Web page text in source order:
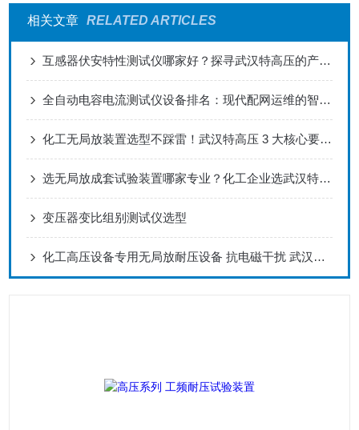
相关文章 RELATED ARTICLES
互感器伏安特性测试仪哪家好？探寻武汉特高压的产品解决之道
全自动电容电流测试仪设备排名：现代配网运维的智能化工具解析
化工无局放装置选型不踩雷！武汉特高压 3 大核心要点 + 真实用户反馈
选无局放成套试验装置哪家专业？化工企业选武汉特高压
变压器变比组别测试仪选型
化工高压设备专用无局放耐压设备 抗电磁干扰 武汉工矿定制款